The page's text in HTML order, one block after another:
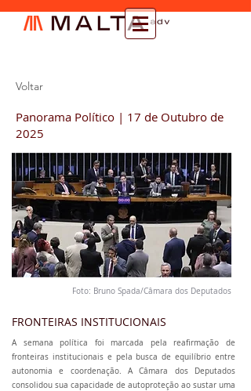
Voltar
Panorama Político | 17 de Outubro de
2025
Foto: Bruno Spada/Câmara dos Deputados
FRONTEIRAS INSTITUCIONAIS
A semana política foi marcada pela reafirmação de
fronteiras institucionais e pela busca de equilíbrio entre
autonomia e coordenação. A Câmara dos Deputados
consolidou sua capacidade de autoproteção ao sustar uma